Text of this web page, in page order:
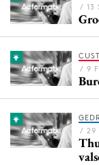
Partners
Topics
Artificial Intelligence
Bureaus
Campagnes
Carriere
Contentmarketing
/ 13
/ 9
/ 29